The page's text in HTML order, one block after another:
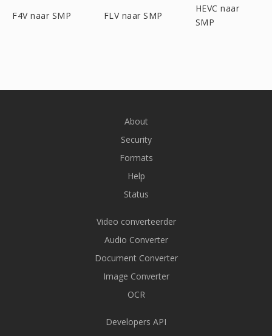
F4V naar SMP FLV naar SMP
HEVC naar
SMP
About
Security
Formats
Help
Status
Video converteerder
Audio Converter
Document Converter
Image Converter
OCR
Developers API